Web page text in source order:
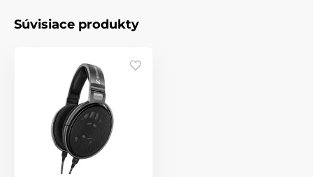
Súvisiace produkty